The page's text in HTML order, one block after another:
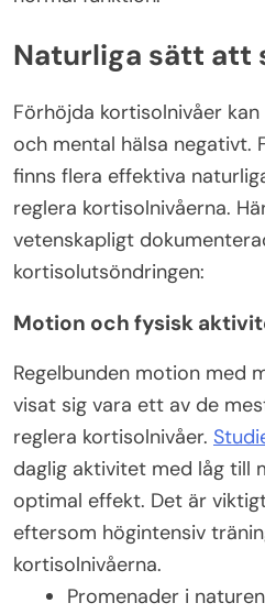
Naturliga sätt att
Förhöjda kortisolnivåer
och mental hälsa negativt.
finns flera effektiva
reglera kortisolnivåerna.
vetenskapligt
kortisolutsöndringen:
Motion och fysisk
Regelbunden motion med
visat sig vara ett av de
reglera kortisolnivåer.
daglig aktivitet med låg till
optimal effekt. Det är
eftersom högintensiv
kortisolnivåerna.
Promenader i naturen